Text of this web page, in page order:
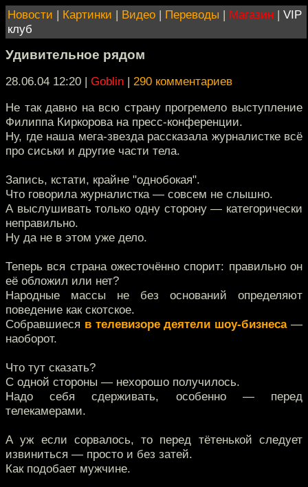
Новости | Картинки | Видео | Переводы | Магазин | VIP
клуб
Удивительное рядом
28.06.04 12:20 | Goblin | 290 комментариев
Не так давно на всю страну прогремело выступление
Филиппа Киркорова на пресс-конференции.
Ну, где наша мега-звезда рассказала журналистке всё
про сиськи и другие части тела.
Запись, кстати, крайне "однобокая".
Что говорила журналистка — совсем не слышно.
А выслушивать только одну сторону — категорически
неправильно.
Ну да не в этом уже дело.
Теперь вся страна ожесточённо спорит: правильно он
её обложил или нет?
Народные массы не без оснований определяют
поведение как скотское.
Собравшиеся в телевизоре деятели шоу-бизнеса—
наоборот.
Что тут сказать?
С одной стороны — нехорошо получилось.
Надо себя сдерживать, особенно — перед
телекамерами.
А уж если сорвалось, то перед тётенькой следует
извиниться — просто и без затей.
Как подобает мужчине.